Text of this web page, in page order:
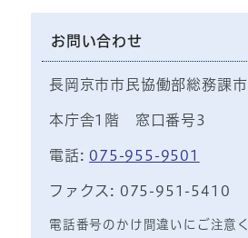
お問い合わせ
長岡京市市民協働部総務課
本庁舎1階 窓口番号3
電話: 075-955-9501
ファクス: 075-951-5410
電話番号のかけ間違いにご注意